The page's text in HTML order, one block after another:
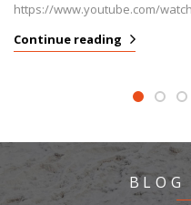
https://www.youtube.com/
Continue reading